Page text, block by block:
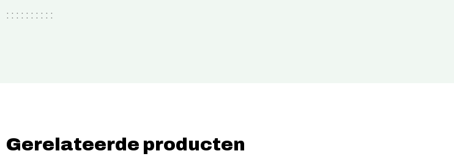
: : : : : : : : : :
Gerelateerde producten